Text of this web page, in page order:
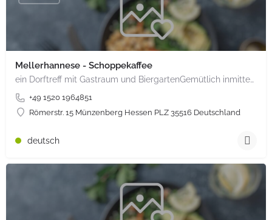
Mellerhannese - Schoppekaffee
ein Dorftreff mit Gastraum und BiergartenGemütlich inmitten unserem idyllischen Trais Münzenberg, entlang…
+49 1520 1964851
Römerstr. 15 Münzenberg Hessen PLZ 35516 Deutschland
deutsch